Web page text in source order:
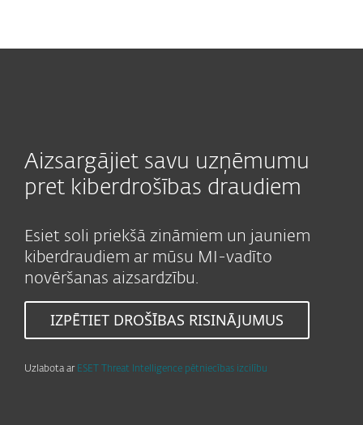
Aizsargājiet savu uzņēmumu
pret kiberdrošības draudiem
Esiet soli priekšā zināmiem un jauniem
kiberdraudiem ar mūsu MI-vadīto
novēršanas aizsardzību.
IZPĒTIET DROŠĪBAS RISINĀJUMUS
Uzlabota ar ESET Threat Intelligence pētniecības izcilību